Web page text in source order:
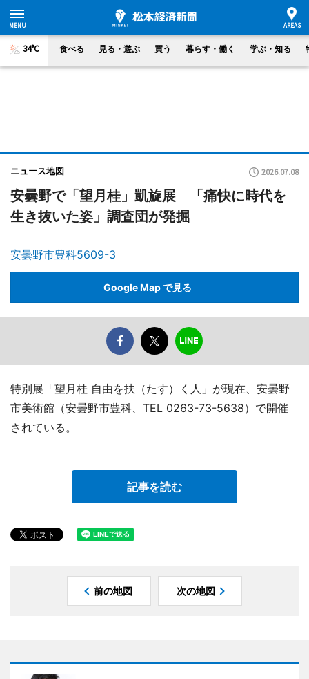
34°C 食べる 見る・遊ぶ 買う 暮らす・働く 学ぶ・知る
ニュース地図 2026.07.08
安曇野で「望月桂」凱旋展 「痛快に時代を
生き抜いた姿」調査団が発掘
安曇野市豊科5609-3
Google Map で見る
特別展「望月桂 自由を扶（たす）く人」が現在、安曇野
市美術館（安曇野市豊科、TEL 0263-73-5638）で開催
されている。
記事を読む
前の地図 次の地図